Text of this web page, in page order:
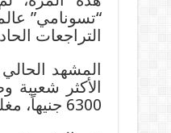
“تسونامي”
التراجعات
المشهد
6300 جنيهاً، مغلقاً الباب أمام التوقعات المتشائمة.